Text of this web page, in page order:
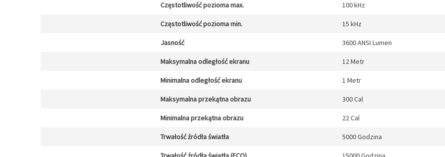
Częstotliwość pozioma max. 100 kHz
Częstotliwość pozioma min. 15 kHz
Jasność 3600 ANSI Lumen
Maksymalna odległość ekranu 12 Metr
Minimalna odległość ekranu 1 Metr
Maksymalna przekątna obrazu 300 Cal
Minimalna przekątna obrazu 22 Cal
Trwałość źródła światła 5000 Godzina